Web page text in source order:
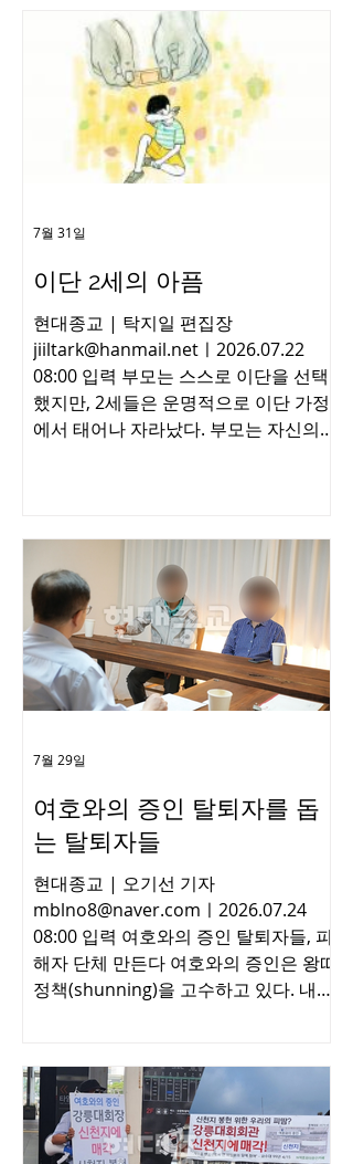
자들의 고발 의도에 기반한 표현으로 본
것이다. 스페인 언론 「eldiario.es」에
따르면 마드리드항소법원은 탈퇴 신도
들이 여호와의 증인을 상대로 제기한 소
송에서 해당 종교의 관행으로 피해를 입
었다고 주장하는 이들이 자신을 ‘피해
자’로 규정하고 단체를 결성할 수 있으
수 있다고 판결했다. 표현의 자유 범위
Copyrights ⓒ 월간 「현대종교」 허락
- 현대종교 [원본링크] -
http://www.hdjongkyo.co.kr/news/vi
ew.htm
이단 2세의 아픔
현대종교 | 탁지일 편집장
jiiltark@hanmail.netㅣ2026.07.22
08:00 입력 부모는 스스로 이단을 선택
했지만, 2세들은 운명적으로 이단 가정
에서 태어나 자라났다. 부모는 자신의
글씨를 새기는 것은 부당하다. -
Copyrights ⓒ 월간 「현대종교」 허락
없이 무단 전재 및 재배포금지 - ​ ​ [출처]
- 현대종교 [원본링크] -
http://www.hdjk.co.kr/news/view.htm
l?
section=22&category=42290&item=
7월 31일
여호와의 증인 탈퇴자를 돕
는 탈퇴자들
현대종교 | 오기선 기자
mblno8@naver.comㅣ2026.07.24
08:00 입력 여호와의 증인 탈퇴자들, 피
해자 단체 만든다 여호와의 증인은 왕따
정책(shunning)을 고수하고 있다. 내보
하려는 ‘사랑의 마련’이라는 것이 여호와
의 증인 측의 논리다. 하지만 준비 없이
사회로 몰린 탈증인(여호와의 증인 탈퇴
자)들은 많은 어려움을 겪는다. 작년 8월
7월 29일